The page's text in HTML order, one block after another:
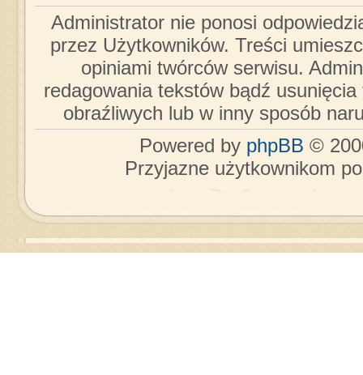
Administrator nie ponosi
przez Użytkowników. Treści
opiniami twórców serwisu.
redagowania tekstów bądź
obraźliwych lub w inny sposób
Powered by phpBB ©
Przyjazne użytkownikom